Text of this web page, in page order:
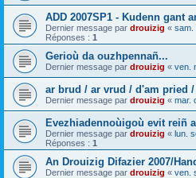
ADD 2007SP1 - Kudenn gant
Dernier message par drouizig « sam.
Réponses : 1
Gerioù da ouzhpennañ...
Dernier message par drouizig « ven.
ar brud / ar vrud / d'am pried
Dernier message par drouizig « mar.
Evezhiadennoùigoù evit reiñ
Dernier message par drouizig « lun.
Réponses : 1
An Drouizig Difazier 2007/
Dernier message par drouizig « ven.